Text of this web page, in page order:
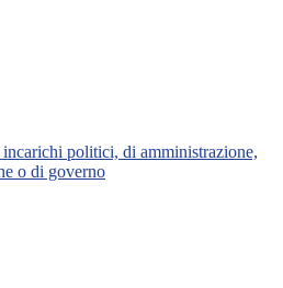
politici, di amministrazione,
o di governo